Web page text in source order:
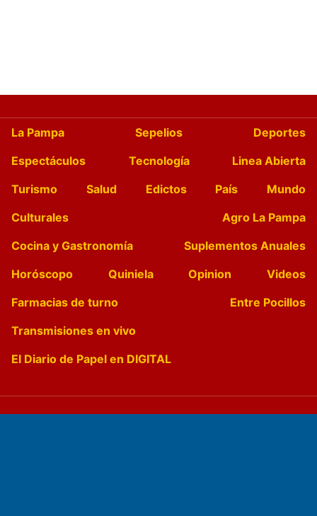
La Pampa Sepelios
Deportes
Espectáculos
Tecnología
Linea Abierta
Turismo
Salud Edictos País
Mundo
Culturales
Agro La Pampa
Cocina y Gastronomía
Suplementos Anuales
Horóscopo
Quiniela Opinion
Videos
Farmacias de turno
Entre Pocillos
Transmisiones en vivo
El Diario de Papel en DIGITAL